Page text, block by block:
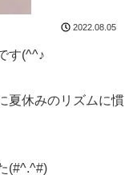
2022.08.05
す(^^♪
夏休みのリズムに慣
(#^.^#)